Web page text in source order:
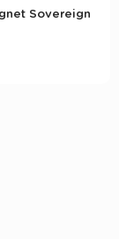
Sovereign